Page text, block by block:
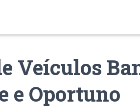
Veículos
e Oportuno